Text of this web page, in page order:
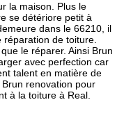
la maison. Plus le
se détériore petit à
dans le 66210, il
de toiture.
le réparer. Ainsi Brun
avec perfection car
talent en matière de
renovation pour
à la toiture à Real.